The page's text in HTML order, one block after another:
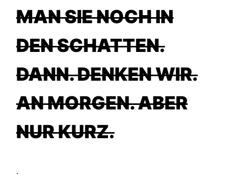
AN SIE NOCH IN D
EN SCHATTEN. D
ANN. DENKEN WIR. A
N MORGEN. ABER N
UR KURZ.
.